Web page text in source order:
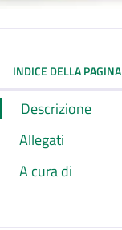
INDICE DELLA PAGINA
Descrizione
Allegati
A cura di